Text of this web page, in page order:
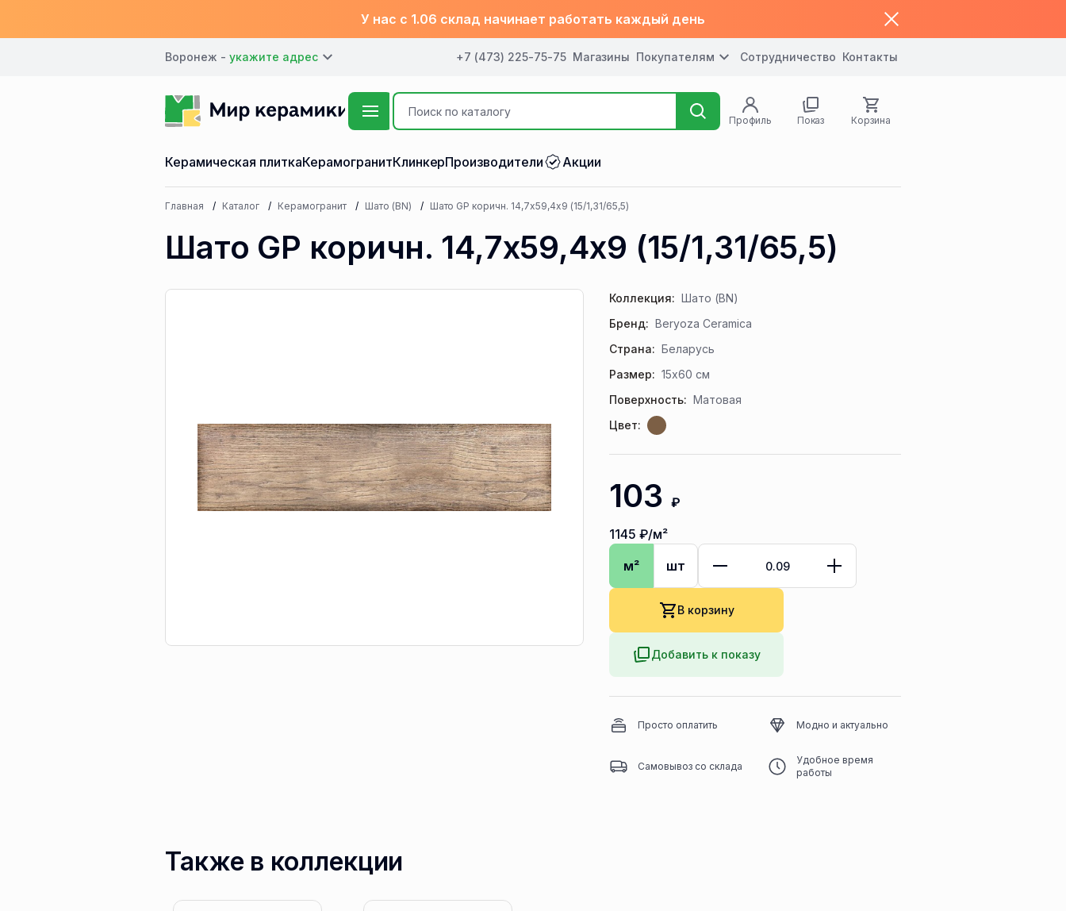
У нас с 1.06 склад начинает работать каждый день
Воронеж - +7 (473) 225-75-75 Магазины Покупателям Сотрудничество Контакты
Профиль Показ Корзина
Керамическая плиткаКерамогранитКлинкерПроизводители Акции
Главная Каталог Керамогранит Шато (BN) Шато GP коричн. 14,7х59,4х9 (15/1,31/65,5)
Шато GP коричн. 14,7х59,4х9 (15/1,31/65,5)
Коллекция: Шато (BN)
Бренд: Beryoza Ceramica
Страна: Беларусь
Размер: 15x60 см
Поверхность: Матовая
Цвет:
103 ₽
1145 ₽/м²
м²
шт
В корзину
Добавить к показу
Просто оплатить Модно и актуально
Самовывоз со склада
Удобное время
работы
Также в коллекции